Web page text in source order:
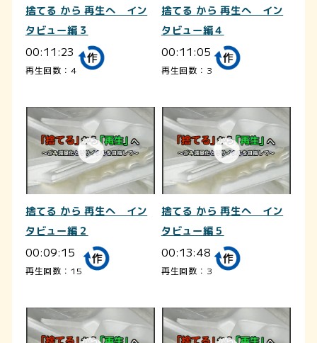
捨てる から 再生へ イン
タビュー編３
00:11:23
再生回数：4
捨てる から 再生へ イン
タビュー編４
00:11:05
再生回数：3
捨てる から 再生へ イン
タビュー編２
00:09:15
再生回数：15
捨てる から 再生へ イン
タビュー編５
00:13:48
再生回数：3